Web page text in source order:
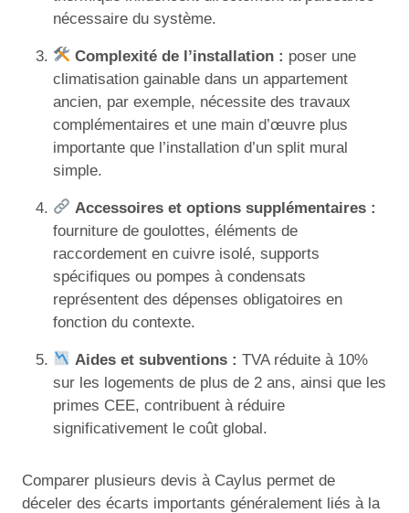
nécessaire du système.
Complexité de l’installation : poser une
climatisation gainable dans un appartement
ancien, par exemple, nécessite des travaux
complémentaires et une main d’œuvre plus
importante que l’installation d’un split mural
simple.
Accessoires et options supplémentaires :
fourniture de goulottes, éléments de
raccordement en cuivre isolé, supports
spécifiques ou pompes à condensats
représentent des dépenses obligatoires en
fonction du contexte.
Aides et subventions : TVA réduite à 10%
sur les logements de plus de 2 ans, ainsi que les
primes CEE, contribuent à réduire
significativement le coût global.
Comparer plusieurs devis à Caylus permet de
déceler des écarts importants généralement liés à la